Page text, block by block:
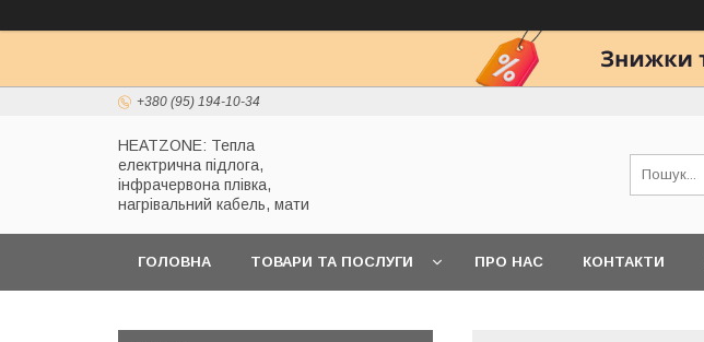
+380 (95) 194-10-34
HEATZONE: Тепла
електрична підлога,
інфрачервона плівка,
нагрівальний кабель, мати
ГОЛОВНА ТОВАРИ ТА ПОСЛУГИ ПРО НАС КОНТАКТИ